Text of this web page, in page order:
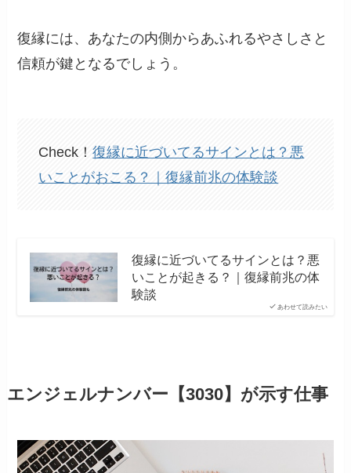
復縁には、あなたの内側からあふれるやさしさと
信頼が鍵となるでしょう。
Check！復縁に近づいてるサインとは？悪
いことがおこる？｜復縁前兆の体験談
あわせて読みたい
復縁に近づいてるサインとは？悪
いことが起きる？｜復縁前兆の体
験談
エンジェルナンバー【3030】が示す仕事